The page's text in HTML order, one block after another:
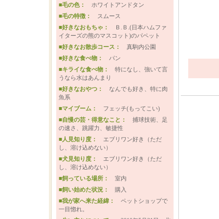
■毛の色： ホワイトアンドタン
■毛の特徴： スムース
■好きなおもちゃ：
Ｂ.Ｂ.(日本ハムファ
イターズの熊のマスコット)のパペット
■好きなお散歩コース： 真駒内公園
■好きな食べ物： パン
■キライな食べ物： 特になし、強いて言
うなら水はあんまり
■好きなおやつ： なんでも好き、特に肉
魚系
■マイブーム： フェッチ(もってこい)
■自慢の芸・得意なこと： 捕球技術、足
の速さ、跳躍力、敏捷性
■人見知り度： エブリワン好き（ただ
し、溶け込めない）
■犬見知り度： エブリワン好き（ただ
し、溶け込めない）
■飼っている場所： 室内
■飼い始めた状況： 購入
■我が家へ来た経緯： ペットショップで
一目惚れ。